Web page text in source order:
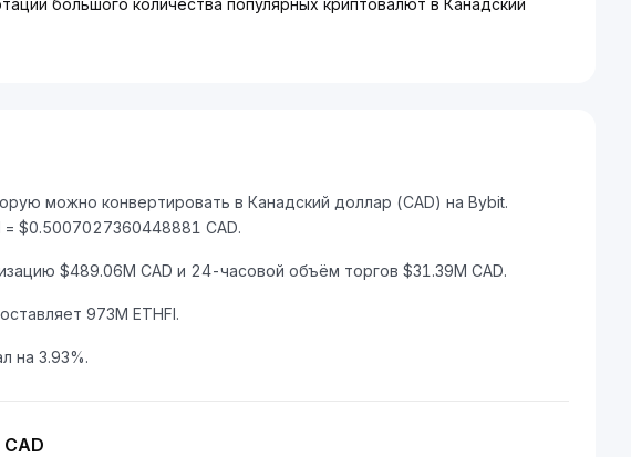
большого количества популярных криптовалют в Канадский
можно конвертировать в Канадский доллар (CAD) на Bybit.
= $0.5007027360448881 CAD.
$489.06M CAD и 24-часовой объём торгов $31.39M CAD.
973M ETHFI.
на 3.93%.
CAD